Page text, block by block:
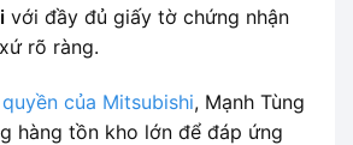
với đầy đủ giấy tờ chứng nhận
rõ ràng.
của Mitsubishi, Mạnh Tùng
hàng tồn kho lớn để đáp ứng